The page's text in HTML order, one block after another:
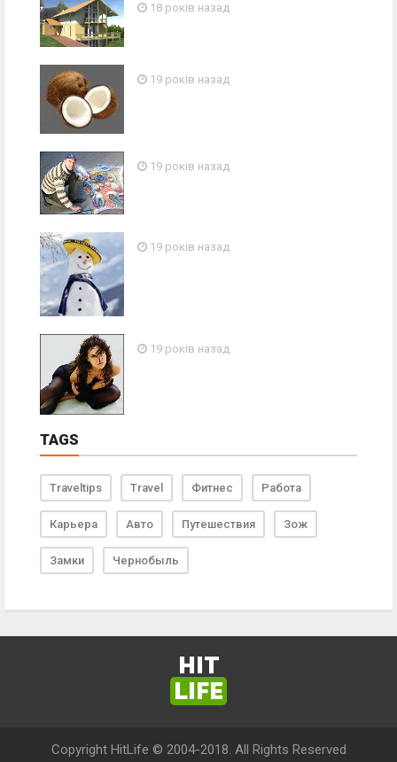
18 років назад
19 років назад
19 років назад
19 років назад
19 років назад
TAGS
Traveltips Travel Фитнес Работа
Карьера Авто Путешествия Зож
Замки Чернобыль
HIT
LIFE
Copyright HitLife © 2004-2018. All Rights Reserved